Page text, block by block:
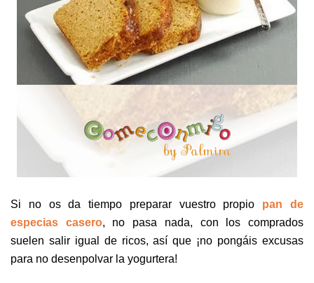
Si no os da tiempo preparar vuestro propio pan de
especias casero, no pasa nada, con los comprados
suelen salir igual de ricos, así que ¡no pongáis excusas
para no desenpolvar la yogurtera!